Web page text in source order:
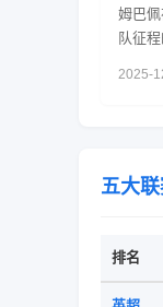
姆巴
队征
三方
2025-
五大
排名